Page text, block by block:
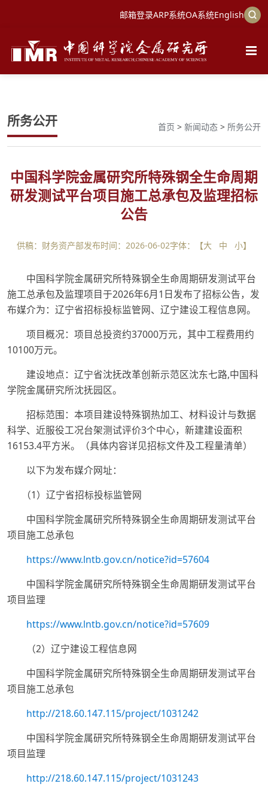
邮箱登录ARP系统OA系统English
所务公开 首页 > 新闻动态 > 所务公开
中国科学院金属研究所特殊钢全生命周期
研发测试平台项目施工总承包及监理招标
公告
供稿：财务资产部发布时间：2026-06-02字体：【大 中 小】
中国科学院金属研究所特殊钢全生命周期研发测试平台
施工总承包及监理项目于2026年6月1日发布了招标公告，发
布媒介为：辽宁省招标投标监管网、辽宁建设工程信息网。
项目概况：项目总投资约37000万元，其中工程费用约
10100万元。
建设地点：辽宁省沈抚改革创新示范区沈东七路,中国科
学院金属研究所沈抚园区。
招标范围：本项目建设特殊钢热加工、材料设计与数据
科学、近服役工况台架测试评价3个中心，新建建设面积
16153.4平方米。（具体内容详见招标文件及工程量清单）
以下为发布媒介网址：
（1）辽宁省招标投标监管网
中国科学院金属研究所特殊钢全生命周期研发测试平台
项目施工总承包
https://www.lntb.gov.cn/notice?id=57604
中国科学院金属研究所特殊钢全生命周期研发测试平台
项目监理
https://www.lntb.gov.cn/notice?id=57609
（2）辽宁建设工程信息网
中国科学院金属研究所特殊钢全生命周期研发测试平台
项目施工总承包
http://218.60.147.115/project/1031242
中国科学院金属研究所特殊钢全生命周期研发测试平台
项目监理
http://218.60.147.115/project/1031243